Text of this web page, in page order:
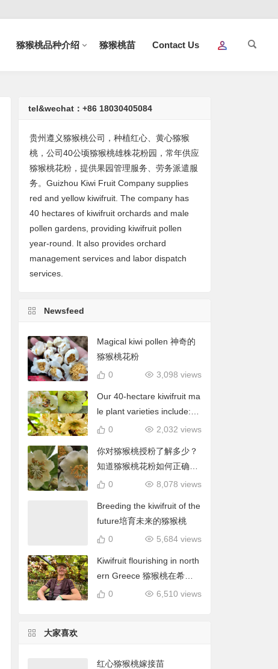
猕猴桃品种介绍 猕猴桃苗 Contact Us
tel&wechat：+86 18030405084
贵州遵义猕猴桃公司，种植红心、黄心猕猴
桃，公司40公顷猕猴桃雄株花粉园，常年供应
猕猴桃花粉，提供果园管理服务、劳务派遣服
务。Guizhou Kiwi Fruit Company supplies
red and yellow kiwifruit. The company has
40 hectares of kiwifruit orchards and male
pollen gardens, providing kiwifruit pollen
year-round. It also provides orchard
management services and labor dispatch
services.
Newsfeed
Magical kiwi pollen 神奇的
猕猴桃花粉
3,098 views
0
Our 40-hectare kiwifruit ma
le plant varieties include: C
hieftain, Matua, Tumari.我
括酋长、陶木里等
2,032 views
0
你对猕猴桃授粉了解多少？
知道猕猴桃花粉如何正确使
用吗？
8,078 views
0
Breeding the kiwifruit of the
future培育未来的猕猴桃
5,684 views
0
Kiwifruit flourishing in north
ern Greece 猕猴桃在希腊
北部蓬勃发展
6,510 views
0
大家喜欢
红心猕猴桃嫁接苗